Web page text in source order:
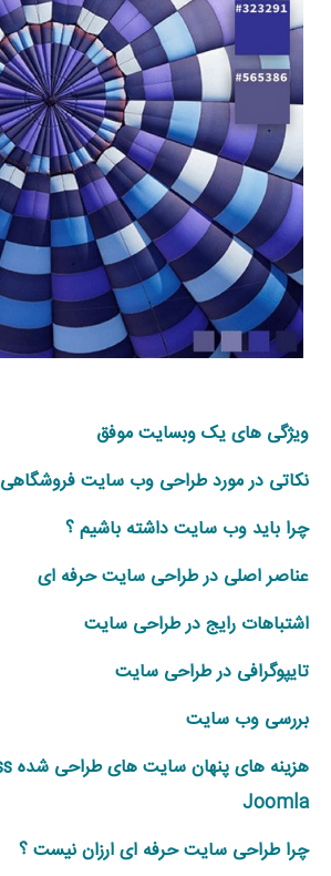
ویژگی های یک وبسایت موفق
نکاتی در مورد طراحی وب سایت فروشگاهی
چرا باید وب سایت داشته باشیم ؟
عناصر اصلی در طراحی سایت حرفه ای
اشتباهات رایج در طراحی سایت
تایپوگرافی در طراحی سایت
بررسی وب سایت
Joomla
چرا طراحی سایت حرفه ای ارزان نیست ؟